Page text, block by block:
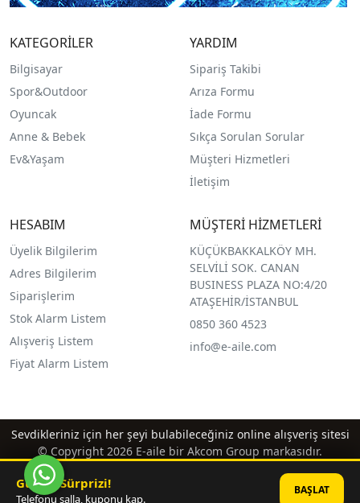
KATEGORİLER
Bilgisayar
Spor&Outdoor
Oyuncak
Anne & Bebek
Ev&Yaşam
YARDIM
Sipariş Takibi
Arıza Formu
İade Formu
Sıkça Sorulan Sorular
Müşteri Hizmetleri
İletişim
HESABIM
Üyelik Bilgilerim
Adres Bilgilerim
Siparişlerim
Stok Alarm Listem
Alışveriş Listem
Fiyat Alarm Listem
MÜŞTERİ HİZMETLERİ
KÜÇÜKBAKKALKÖY MH.
SELVİLİ SOK. CANAN
BUSINESS PLAZA NO:4/20
ATAŞEHİR/İSTANBUL
0850 360 4523
info@e-aile.com
Sevdikleriniz için her şeyi bulabileceğiniz online alışveriş sitesi
© Copyright 2026 E-aile bir Akcom Group markasıdır.
®
Günün Sürprizi!
Telefonu salla, kuponu kap.
BAŞLAT